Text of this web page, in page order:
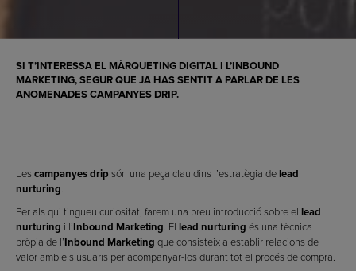
SI T’INTERESSA EL MÀRQUETING DIGITAL I L’INBOUND
MARKETING, SEGUR QUE JA HAS SENTIT A PARLAR DE LES
ANOMENADESCAMPANYES DRIP.
Les campanyes drip són una peça clau dins l’estratègia de lead
nurturing.
Per als qui tingueu curiositat, farem una breu introducció sobre el lead
nurturing i l’Inbound Marketing. El lead nurturing és una tècnica
pròpia de l’Inbound Marketing que consisteix a establir relacions de
valor amb els usuaris per acompanyar-los durant tot el procés de compra.